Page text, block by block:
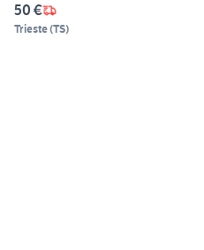
50 €
Trieste(TS)